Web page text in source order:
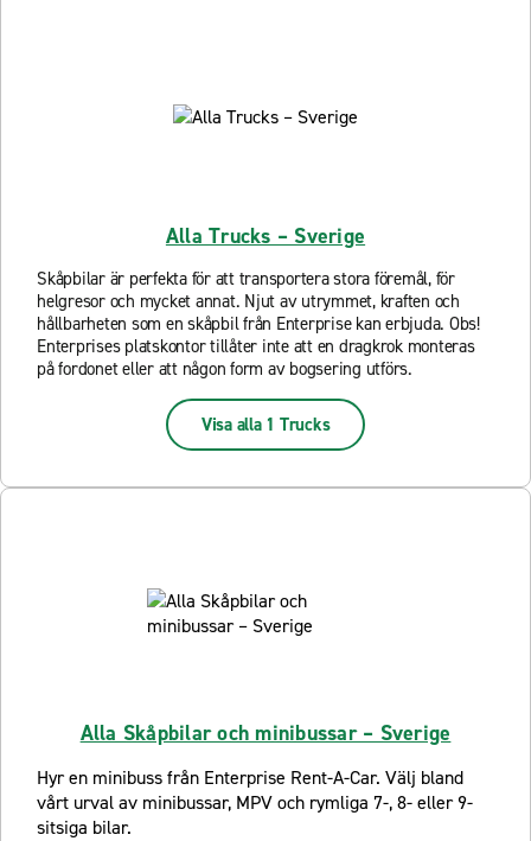
Alla Trucks – Sverige
Skåpbilar är perfekta för att transportera stora föremål, för
helgresor och mycket annat. Njut av utrymmet, kraften och
hållbarheten som en skåpbil från Enterprise kan erbjuda. Obs!
Enterprises platskontor tillåter inte att en dragkrok monteras
på fordonet eller att någon form av bogsering utförs.
Visa alla 1 Trucks
Alla Skåpbilar och minibussar – Sverige
Hyr en minibuss från Enterprise Rent-A-Car. Välj bland
vårt urval av minibussar, MPV och rymliga 7-, 8- eller 9-
sitsiga bilar.